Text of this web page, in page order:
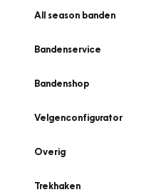
All season banden
Bandenservice
Bandenshop
Velgenconfigurator
Overig
Trekhaken